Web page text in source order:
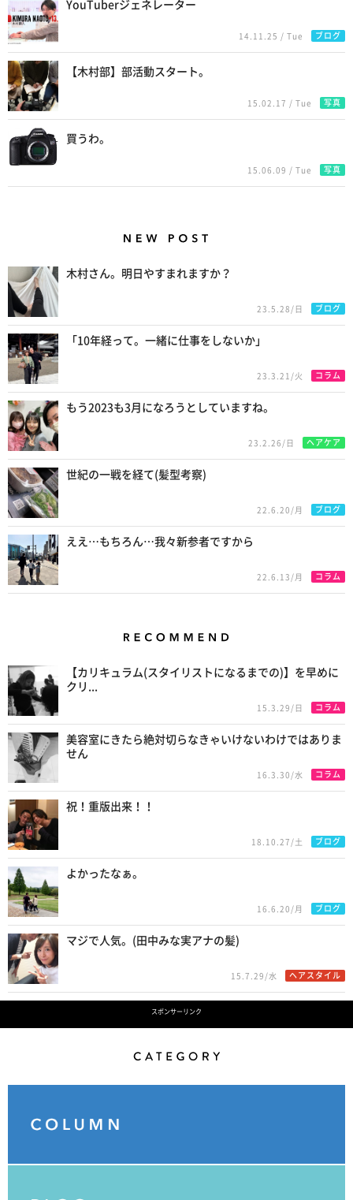
YouTuberジェネレーター
14.11.25 / Tue ブログ
【木村部】部活動スタート。
15.02.17 / Tue 写真
買うわ。
15.06.09 / Tue 写真
木村さん。明日やすまれますか？
23.5.28/日 ブログ
「10年経って。一緒に仕事をしないか」
23.3.21/火 コラム
もう2023も3月になろうとしていますね。
23.2.26/日 ヘアケア
世紀の一戦を経て(髪型考察)
22.6.20/月 ブログ
ええ…もちろん…我々新参者ですから
22.6.13/月 コラム
【カリキュラム(スタイリストになるまでの)】を早めに
クリ...
15.3.29/日 コラム
美容室にきたら絶対切らなきゃいけないわけではありま
せん
16.3.30/水 コラム
祝！重版出来！！
18.10.27/土 ブログ
よかったなぁ。
16.6.20/月 ブログ
マジで人気。(田中みな実アナの髪)
15.7.29/水 ヘアスタイル
スポンサーリンク